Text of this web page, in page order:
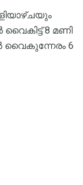
8 മണി
വൈകുന്നേരം 6